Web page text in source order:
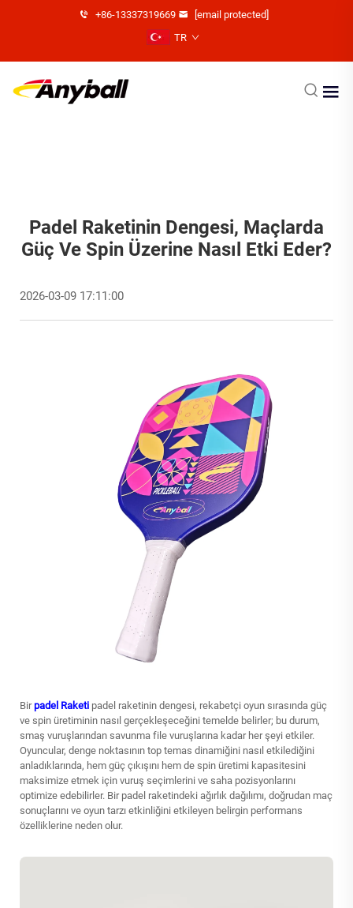
+86-13337319669
[email protected]
TR
Padel Raketinin Dengesi, Maçlarda
Güç Ve Spin Üzerine Nasıl Etki Eder?
2026-03-09 17:11:00
Birpadel Raketi padel raketinin dengesi, rekabetçi oyun sırasında güç
ve spin üretiminin nasıl gerçekleşeceğini temelde belirler; bu durum,
smaş vuruşlarından savunma file vuruşlarına kadar her şeyi etkiler.
Oyuncular, denge noktasının top temas dinamiğini nasıl etkilediğini
anladıklarında, hem güç çıkışını hem de spin üretimi kapasitesini
maksimize etmek için vuruş seçimlerini ve saha pozisyonlarını
optimize edebilirler. Bir padel raketindeki ağırlık dağılımı, doğrudan maç
sonuçlarını ve oyun tarzı etkinliğini etkileyen belirgin performans
özelliklerine neden olur.